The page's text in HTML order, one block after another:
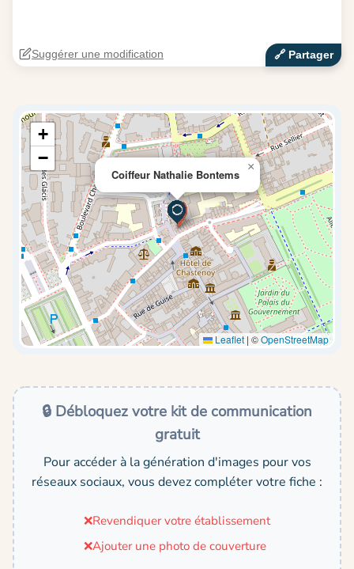
🔗‍️ Partager
Suggérer une modification
Coiffeur Nathalie Bontems
×
+
−
Leaflet | ©OpenStreetMap
🔒 Débloquez votre kit de communication
gratuit
Pour accéder à la génération d'images pour vos
réseaux sociaux, vous devez compléter votre fiche :
❌Revendiquer votre établissement
❌Ajouter une photo de couverture